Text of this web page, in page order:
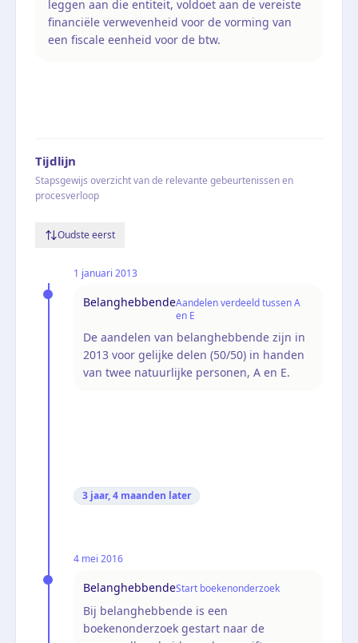
leggen aan die entiteit, voldoet aan de vereiste
financiële verwevenheid voor de vorming van
een fiscale eenheid voor de btw.
Tijdlijn
Stapsgewijs overzicht van de relevante gebeurtenissen en
procesverloop
Oudste eerst
1 januari 2013
BelanghebbendeAandelen verdeeld tussen A
en E
De aandelen van belanghebbende zijn in
2013 voor gelijke delen (50/50) in handen
van twee natuurlijke personen, A en E.
3 jaar, 4 maanden later
4 mei 2016
BelanghebbendeStart boekenonderzoek
Bij belanghebbende is een
boekenonderzoek gestart naar de